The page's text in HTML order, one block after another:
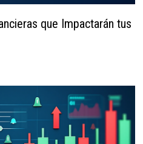
que Impactarán tus